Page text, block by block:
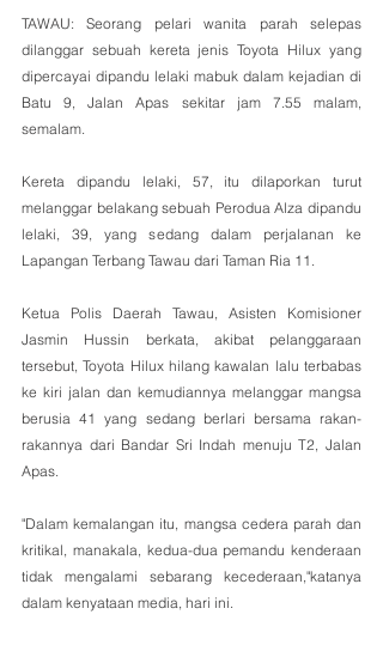
TAWAU: Seorang pelari wanita parah selepas
dilanggar sebuah kereta jenis Toyota Hilux yang
dipercayai dipandu lelaki mabuk dalam kejadian di
Batu 9, Jalan Apas sekitar jam 7.55 malam,
semalam.
Kereta dipandu lelaki, 57, itu dilaporkan turut
melanggar belakang sebuah Perodua Alza dipandu
lelaki, 39, yang sedang dalam perjalanan ke
Lapangan Terbang Tawau dari Taman Ria 11.
Ketua Polis Daerah Tawau, Asisten Komisioner
Jasmin Hussin berkata, akibat pelanggaraan
tersebut, Toyota Hilux hilang kawalan lalu terbabas
ke kiri jalan dan kemudiannya melanggar mangsa
berusia 41 yang sedang berlari bersama rakan-
rakannya dari Bandar Sri Indah menuju T2, Jalan
Apas.
"Dalam kemalangan itu, mangsa cedera parah dan
kritikal, manakala, kedua-dua pemandu kenderaan
tidak mengalami sebarang kecederaan,"katanya
dalam kenyataan media, hari ini.